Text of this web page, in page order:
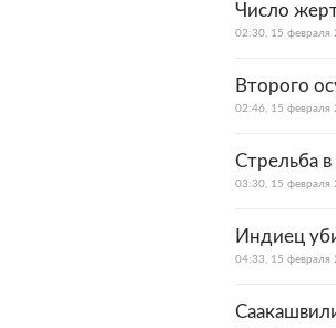
Число
02:30, 15 февраля
Второго
02:46, 15 февраля
Стрельба
03:30, 15 февраля
Индиец
04:33, 15 февраля